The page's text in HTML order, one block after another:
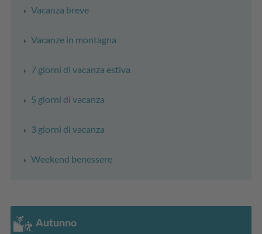
Vacanza breve
Vacanze in montagna
7 giorni di vacanza estiva
5 giorni di vacanza
3 giorni di vacanza
Weekend benessere
Autunno